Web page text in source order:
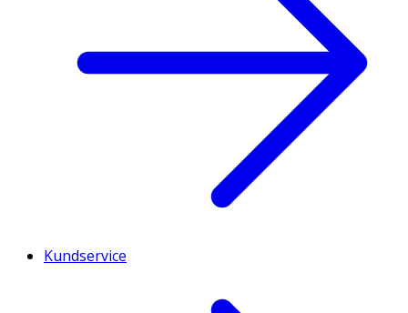
Kundservice